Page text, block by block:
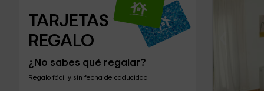
TARJETAS
REGALO
¿No sabes qué regalar?
Regalo fácil y sin fecha de caducidad